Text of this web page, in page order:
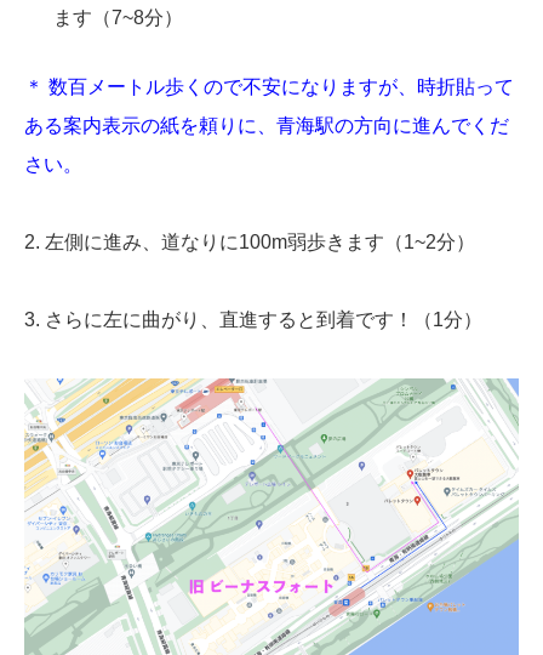
ます（7~8分）
＊ 数百メートル歩くので不安になりますが、時折貼って
ある案内表示の紙を頼りに、青海駅の方向に進んでくだ
さい。
2. 左側に進み、道なりに100m弱歩きます（1~2分）
3. さらに左に曲がり、直進すると到着です！（1分）